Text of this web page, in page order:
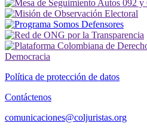
Política de protección de datos
Contáctenos
comunicaciones@coljuristas.org